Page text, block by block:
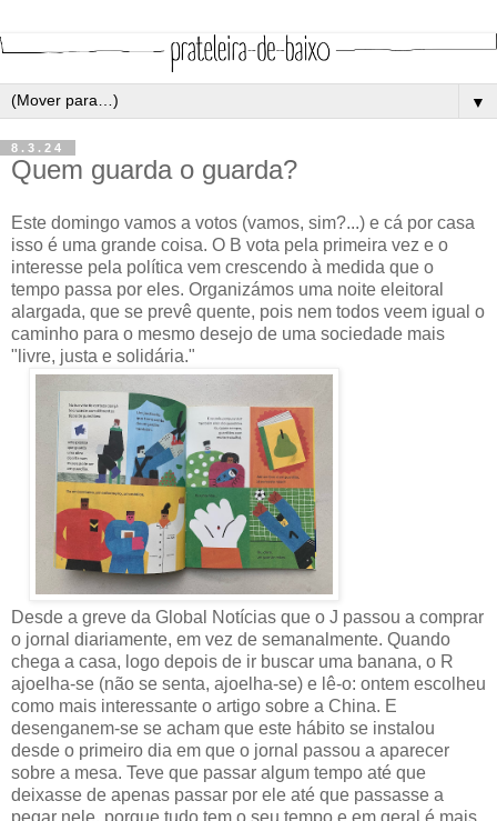
▼
8.3.24
Quem guarda o guarda?
Este domingo vamos a votos (vamos, sim?...) e cá por casa
isso é uma grande coisa. O B vota pela primeira vez e o
interesse pela política vem crescendo à medida que o
tempo passa por eles. Organizámos uma noite eleitoral
alargada, que se prevê quente, pois nem todos veem igual o
caminho para o mesmo desejo de uma sociedade mais
"livre, justa e solidária."
Desde a greve da Global Notícias que o J passou a comprar
o jornal diariamente, em vez de semanalmente. Quando
chega a casa, logo depois de ir buscar uma banana, o R
ajoelha-se (não se senta, ajoelha-se) e lê-o: ontem escolheu
como mais interessante o artigo sobre a China. E
desenganem-se se acham que este hábito se instalou
desde o primeiro dia em que o jornal passou a aparecer
sobre a mesa. Teve que passar algum tempo até que
deixasse de apenas passar por ele até que passasse a
pegar nele, porque tudo tem o seu tempo e em geral é mais